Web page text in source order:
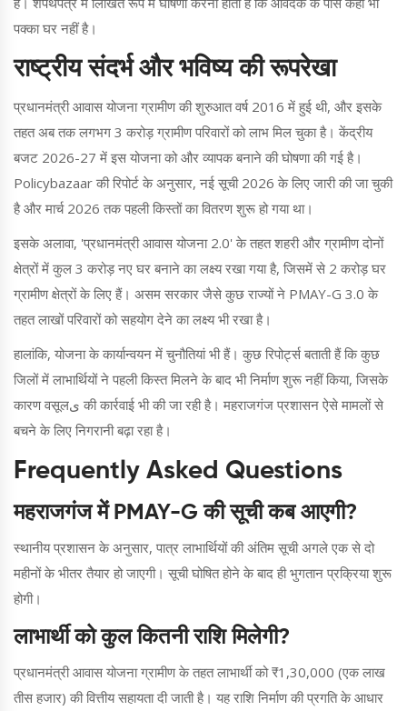
पक्का घर नहीं है।
राष्ट्रीय संदर्भ और भविष्य की रूपरेखा
प्रधानमंत्री आवास योजना ग्रामीण की शुरुआत वर्ष 2016 में हुई थी, और इसके
तहत अब तक लगभग 3 करोड़ ग्रामीण परिवारों को लाभ मिल चुका है। केंद्रीय
बजट 2026-27 में इस योजना को और व्यापक बनाने की घोषणा की गई है।
Policybazaar की रिपोर्ट के अनुसार, नई सूची 2026 के लिए जारी की जा चुकी
है और मार्च 2026 तक पहली किस्तों का वितरण शुरू हो गया था।
इसके अलावा, 'प्रधानमंत्री आवास योजना 2.0' के तहत शहरी और ग्रामीण दोनों
क्षेत्रों में कुल 3 करोड़ नए घर बनाने का लक्ष्य रखा गया है, जिसमें से 2 करोड़ घर
ग्रामीण क्षेत्रों के लिए हैं। असम सरकार जैसे कुछ राज्यों ने PMAY-G 3.0 के
तहत लाखों परिवारों को सहयोग देने का लक्ष्य भी रखा है।
हालांकि, योजना के कार्यान्वयन में चुनौतियां भी हैं। कुछ रिपोर्ट्स बताती हैं कि कुछ
जिलों में लाभार्थियों ने पहली किस्त मिलने के बाद भी निर्माण शुरू नहीं किया, जिसके
कारण वसूलی की कार्रवाई भी की जा रही है। महराजगंज प्रशासन ऐसे मामलों से
बचने के लिए निगरानी बढ़ा रहा है।
Frequently Asked Questions
महराजगंज में PMAY-G की सूची कब आएगी?
स्थानीय प्रशासन के अनुसार, पात्र लाभार्थियों की अंतिम सूची अगले एक से दो
महीनों के भीतर तैयार हो जाएगी। सूची घोषित होने के बाद ही भुगतान प्रक्रिया शुरू
होगी।
लाभार्थी को कुल कितनी राशि मिलेगी?
प्रधानमंत्री आवास योजना ग्रामीण के तहत लाभार्थी को ₹1,30,000 (एक लाख
तीस हजार) की वित्तीय सहायता दी जाती है। यह राशि निर्माण की प्रगति के आधार